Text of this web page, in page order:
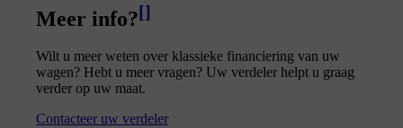
Meer info?[]
Wilt u meer weten over klassieke financiering van uw
wagen? Hebt u meer vragen? Uw verdeler helpt u graag
verder op uw maat.
Contacteer uw verdeler